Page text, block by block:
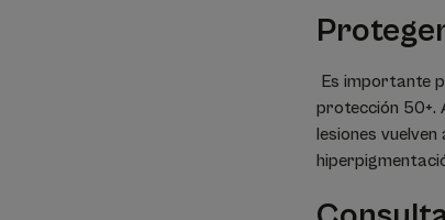
Es importante
protección 50+.
lesiones